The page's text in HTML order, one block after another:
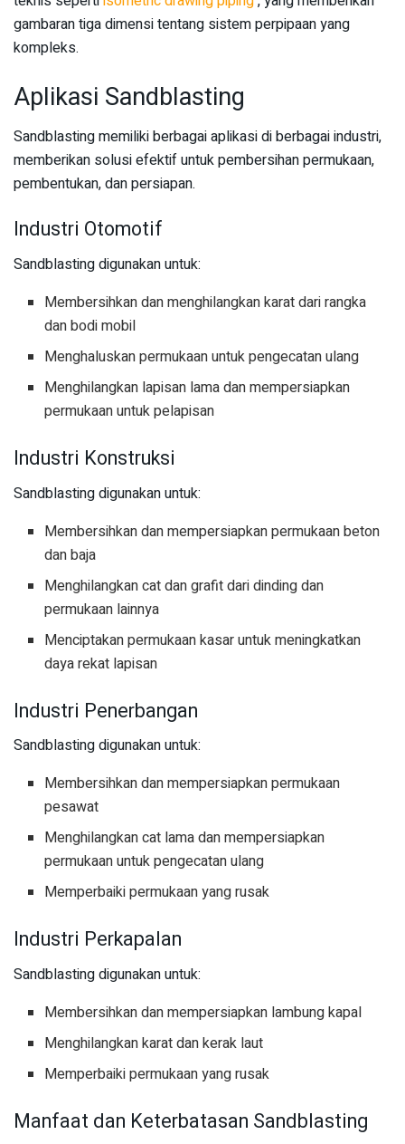
gambaran tiga dimensi tentang sistem perpipaan yang
kompleks.
Aplikasi Sandblasting
Sandblasting memiliki berbagai aplikasi di berbagai industri,
memberikan solusi efektif untuk pembersihan permukaan,
pembentukan, dan persiapan.
Industri Otomotif
Sandblasting digunakan untuk:
Membersihkan dan menghilangkan karat dari rangka
dan bodi mobil
Menghaluskan permukaan untuk pengecatan ulang
Menghilangkan lapisan lama dan mempersiapkan
permukaan untuk pelapisan
Industri Konstruksi
Sandblasting digunakan untuk:
Membersihkan dan mempersiapkan permukaan beton
dan baja
Menghilangkan cat dan grafit dari dinding dan
permukaan lainnya
Menciptakan permukaan kasar untuk meningkatkan
daya rekat lapisan
Industri Penerbangan
Sandblasting digunakan untuk:
Membersihkan dan mempersiapkan permukaan
pesawat
Menghilangkan cat lama dan mempersiapkan
permukaan untuk pengecatan ulang
Memperbaiki permukaan yang rusak
Industri Perkapalan
Sandblasting digunakan untuk:
Membersihkan dan mempersiapkan lambung kapal
Menghilangkan karat dan kerak laut
Memperbaiki permukaan yang rusak
Manfaat dan Keterbatasan Sandblasting